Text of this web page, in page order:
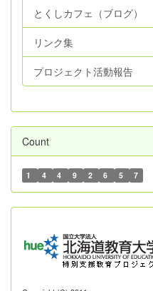
とくしカフェ（ブログ）
リンク集
プロジェクト活動報告
Count
1 4 4 9 2 6 5 7